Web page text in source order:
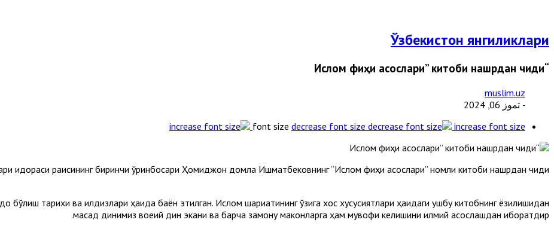
Ўзбекистон янгиликлари
“Ислом фиқҳи асослари” китоби нашрдан чиқди
muslim.uz
- تموز 06, 2024
font size decrease font size increase font size
идораси раисининг биринчи ўринбосари Ҳомиджон домла Ишматбековнинг “Ислом фиқҳи асослари” номли китоби нашрдан чиқди.
бўлиш тарихи ва илдизлари ҳақида баён этилган. Ислом шариатининг ўзига хос хусусиятлари ҳақидаги ушбу китобнинг ёзилишидан
мақсад динимиз воқеий дин экани ва барча замону маконларга ҳам мувофиқ келишини илмий асослашдан иборатдир.